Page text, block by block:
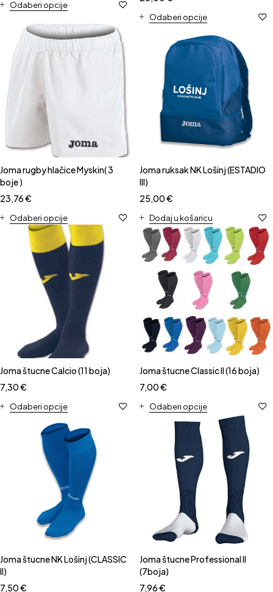
Odaberi opcije
Odaberi opcije
Joma rugby hlačice Myskin( 3
boje )
23,76€
Odaberi opcije
Joma ruksak NK Lošinj (ESTADIO
III)
25,00€
Dodaj u košaricu
Joma štucne Calcio (11 boja)
7,30€
Odaberi opcije
Joma štucne Classic II (16 boja)
7,00€
Odaberi opcije
Joma štucne NK Lošinj (CLASSIC
II)
7,50€
Joma štucne Professional II
(7boja)
7,96€